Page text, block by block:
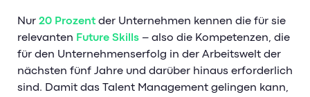
Nur 20 Prozent der Unternehmen kennen die für sie
relevanten Future Skills – also die Kompetenzen, die
für den Unternehmenserfolg in der Arbeitswelt der
nächsten fünf Jahre und darüber hinaus erforderlich
sind. Damit das Talent Management gelingen kann,